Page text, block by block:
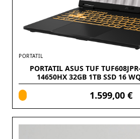
PORTATIL
PORTATIL ASUS TUF
14650HX 32GB 1TB SSD 16
1.599,00 €